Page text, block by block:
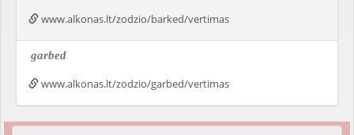
www.alkonas.lt/zodzio/barked/vertimas
garbed
www.alkonas.lt/zodzio/garbed/vertimas